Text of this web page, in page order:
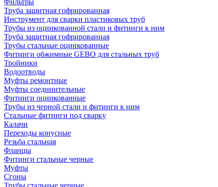
Труба защитная гофрированная
Инструмент для сварки пластиковых труб
Трубы из оцинкованной стали и фитинги к ним
Труба защитная гофрированная
Трубы стальные оцинкованные
Фитинги обжимные GEBO для стальных труб
Тройники
Водоотводы
Муфты ремонтные
Муфты соединительные
Фитинги оцинкованные
Трубы из черной стали и фитинги к ним
Стальные фитинги под сварку
Калачи
Переходы конусные
Резьба стальная
Фланцы
Фитинги стальные черные
Муфты
Сгоны
Трубы стальные черные